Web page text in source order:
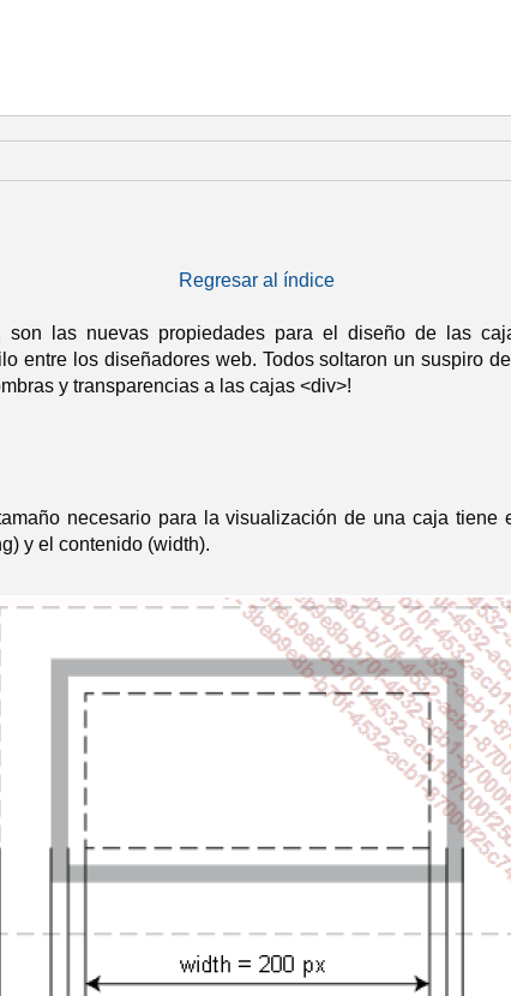
Regresar al índice
son las nuevas propiedades para el diseño de las
entre los diseñadores web. Todos soltaron un suspiro
y transparencias a las cajas <div>!
necesario para la visualización de una caja tiene
y el contenido (width).